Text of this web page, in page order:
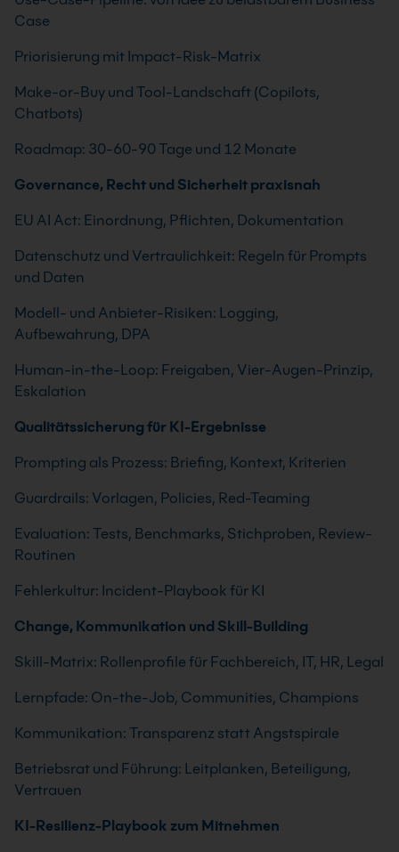
Case
Priorisierung mit Impact-Risk-Matrix
Make-or-Buy und Tool-Landschaft (Copilots,
Chatbots)
Roadmap: 30-60-90 Tage und 12 Monate
Governance, Recht und Sicherheit praxisnah
EU AI Act: Einordnung, Pflichten, Dokumentation
Datenschutz und Vertraulichkeit: Regeln für Prompts
und Daten
Modell- und Anbieter-Risiken: Logging,
Aufbewahrung, DPA
Human-in-the-Loop: Freigaben, Vier-Augen-Prinzip,
Eskalation
Qualitätssicherung für KI-Ergebnisse
Prompting als Prozess: Briefing, Kontext, Kriterien
Guardrails: Vorlagen, Policies, Red-Teaming
Evaluation: Tests, Benchmarks, Stichproben, Review-
Routinen
Fehlerkultur: Incident-Playbook für KI
Change, Kommunikation und Skill-Building
Skill-Matrix: Rollenprofile für Fachbereich, IT, HR, Legal
Lernpfade: On-the-Job, Communities, Champions
Kommunikation: Transparenz statt Angstspirale
Betriebsrat und Führung: Leitplanken, Beteiligung,
Vertrauen
KI-Resilienz-Playbook zum Mitnehmen